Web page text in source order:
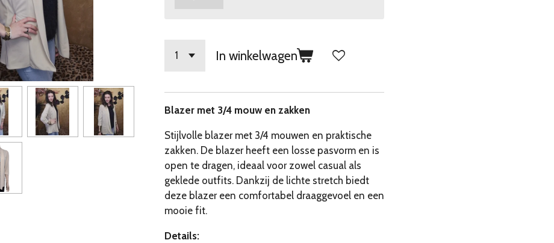
In winkelwagen
Blazer met 3/4 mouw en zakken
Stijlvolle blazer met 3/4 mouwen en praktische
zakken. De blazer heeft een losse pasvorm en is
open te dragen, ideaal voor zowel casual als
geklede outfits. Dankzij de lichte stretch biedt
deze blazer een comfortabel draaggevoel en een
mooie fit.
Details: